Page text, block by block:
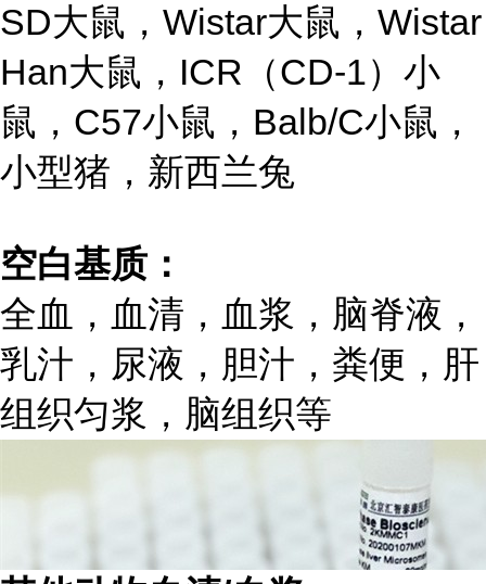
SD大鼠，Wistar大鼠，Wistar
Han大鼠，ICR（CD-1）小
鼠，C57小鼠，Balb/C小鼠，
小型猪，新西兰兔
空白基质：
全血，血清，血浆，脑脊液，
乳汁，尿液，胆汁，粪便，肝
组织匀浆，脑组织等